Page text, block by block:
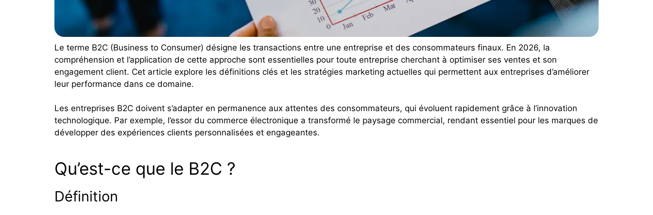
Le terme B2C (Business to Consumer) désigne les transactions entre une entreprise et des consommateurs finaux. En 2026, la
compréhension et l’application de cette approche sont essentielles pour toute entreprise cherchant à optimiser ses ventes et son
engagement client. Cet article explore les définitions clés et les stratégies marketing actuelles qui permettent aux entreprises d’améliorer
leur performance dans ce domaine.
Les entreprises B2C doivent s’adapter en permanence aux attentes des consommateurs, qui évoluent rapidement grâce à l’innovation
technologique. Par exemple, l’essor du commerce électronique a transformé le paysage commercial, rendant essentiel pour les marques de
développer des expériences clients personnalisées et engageantes.
Qu’est-ce que le B2C ?
Définition